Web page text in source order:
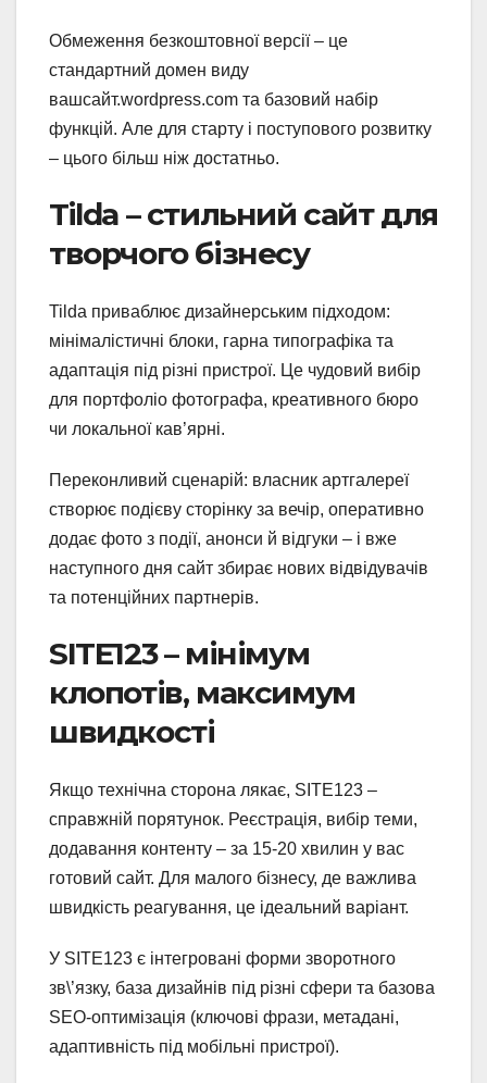
Обмеження безкоштовної версії – це
стандартний домен виду
вашсайт.wordpress.com та базовий набір
функцій. Але для старту і поступового розвитку
– цього більш ніж достатньо.
Tilda – стильний сайт для
творчого бізнесу
Tilda приваблює дизайнерським підходом:
мінімалістичні блоки, гарна типографіка та
адаптація під різні пристрої. Це чудовий вибір
для портфоліо фотографа, креативного бюро
чи локальної кав’ярні.
Переконливий сценарій: власник артгалереї
створює подієву сторінку за вечір, оперативно
додає фото з події, анонси й відгуки – і вже
наступного дня сайт збирає нових відвідувачів
та потенційних партнерів.
SITE123 – мінімум
клопотів, максимум
швидкості
Якщо технічна сторона лякає, SITE123 –
справжній порятунок. Реєстрація, вибір теми,
додавання контенту – за 15-20 хвилин у вас
готовий сайт. Для малого бізнесу, де важлива
швидкість реагування, це ідеальний варіант.
У SITE123 є інтегровані форми зворотного
зв\’язку, база дизайнів під різні сфери та базова
SEO-оптимізація (ключові фрази, метадані,
адаптивність під мобільні пристрої).